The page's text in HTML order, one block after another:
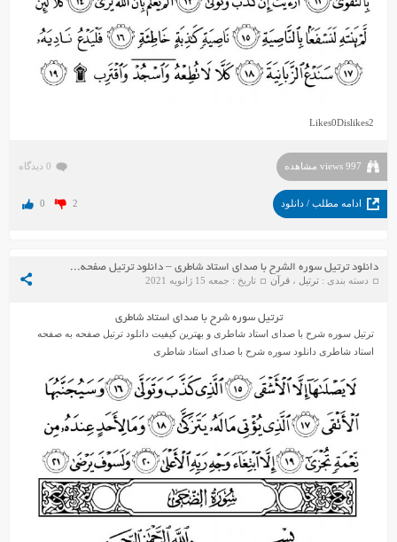
Likes0Dislikes2
997 views مشاهده 0 دیدگاه
ادامه مطلب / دانلود 0 2
دانلود ترتیل سوره الشرح با صدای استاد شاطری – دانلود ترتیل صفحه به صفحه استاد شاطری
دسته بندی :ترتیل ،قرآن تاریخ : جمعه 15 ژانویه 2021
ترتیل سوره شرح با صدای استاد شاطری
ترتیل سوره شرح با صدای استاد شاطری و بهترین کیفیت دانلود ترتیل صفحه به صفحه
استاد شاطری دانلود سوره شرح با صدای استاد شاطری